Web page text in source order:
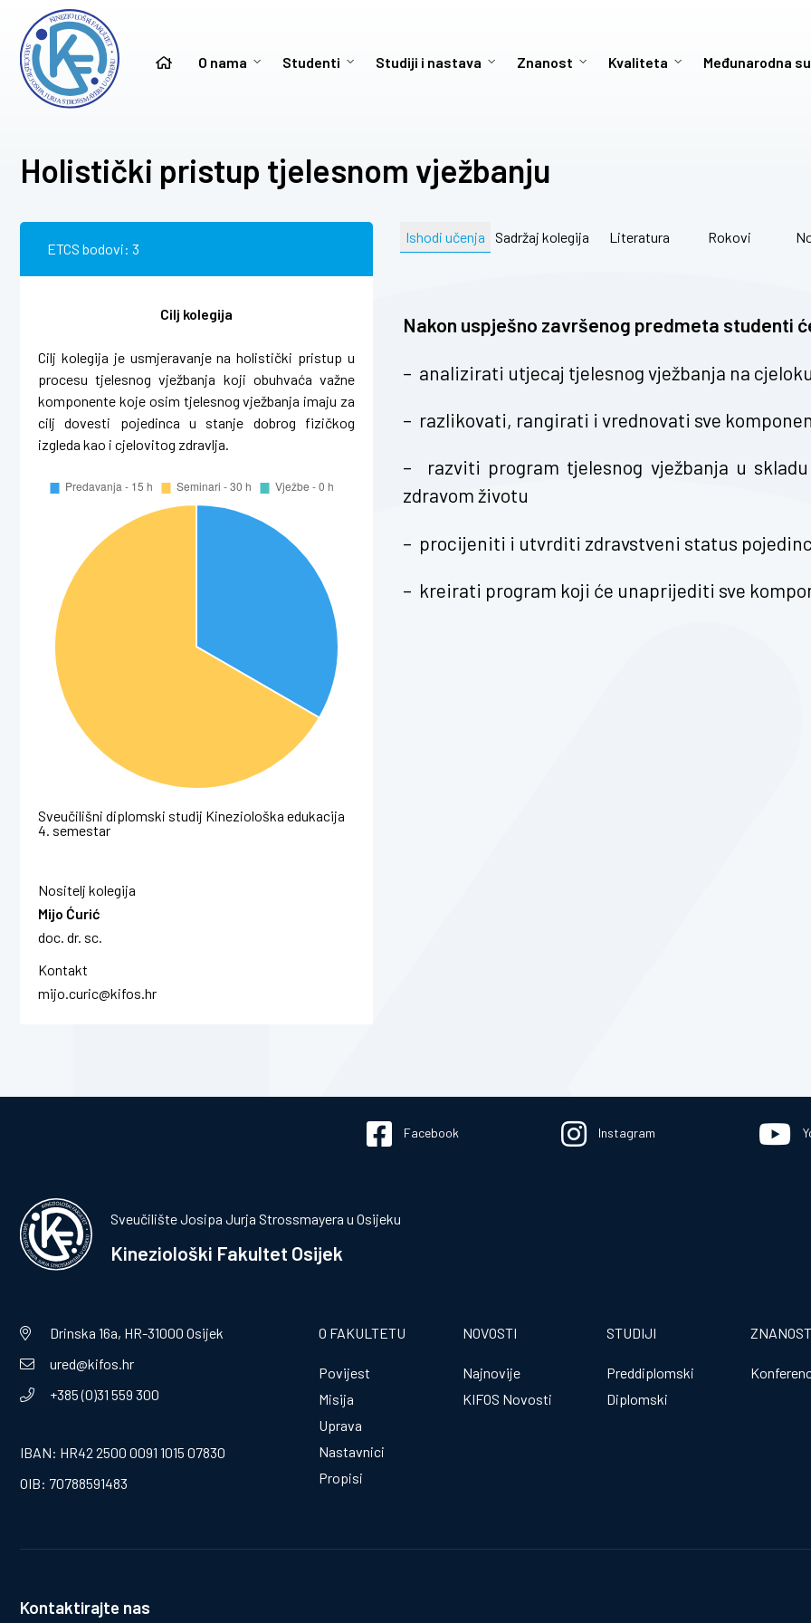
O nama Studenti Studiji i nastava Znanost Kvaliteta Međunarodna
Holistički pristup tjelesnom vježbanju
ETCS bodovi: 3
Cilj kolegija
Cilj kolegija je usmjeravanje na holistički pristup u
procesu tjelesnog vježbanja koji obuhvaća važne
komponente koje osim tjelesnog vježbanja imaju za
cilj dovesti pojedinca u stanje dobrog fizičkog
izgleda kao i cjelovitog zdravlja.
Sveučilišni diplomski studij Kineziološka edukacija
4. semestar
Nositelj kolegija
Mijo Ćurić
doc. dr. sc.
Kontakt
mijo.curic@kifos.hr
Ishodi učenja Sadržaj kolegija Literatura Rokovi
Nakon uspješno završenog predmeta studenti
– analizirati utjecaj tjelesnog vježbanja na
– razlikovati, rangirati i vrednovati sve
– razviti program tjelesnog vježbanja u
zdravom životu
– procijeniti i utvrditi zdravstveni status
– kreirati program koji će unaprijediti sve
Facebook Instagram
Sveučilište Josipa Jurja Strossmayera u Osijeku
Kineziološki Fakultet Osijek
Drinska 16a, HR-31000 Osijek
ured@kifos.hr
+385 (0)31 559 300
IBAN: HR42 2500 0091 1015 07830
OIB: 70788591483
O FAKULTETU
Povijest
Misija
Uprava
Nastavnici
Propisi
NOVOSTI
Najnovije
KIFOS Novosti
STUDIJI
Preddiplomski
Diplomski
ZNANOST
Kontaktirajte nas